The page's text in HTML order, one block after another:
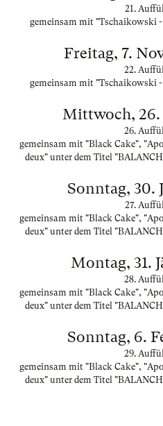
21.
gemeinsam mit "Tschaikowski -
Freitag, 7.
22.
gemeinsam mit "Tschaikowski -
Mittwoch, 26.
26.
gemeinsam mit "Black Cake",
deux" unter dem Titel
Sonntag, 30.
27.
gemeinsam mit "Black Cake",
deux" unter dem Titel
Montag, 31.
28.
gemeinsam mit "Black Cake",
deux" unter dem Titel
Sonntag, 6.
29.
gemeinsam mit "Black Cake",
deux" unter dem Titel